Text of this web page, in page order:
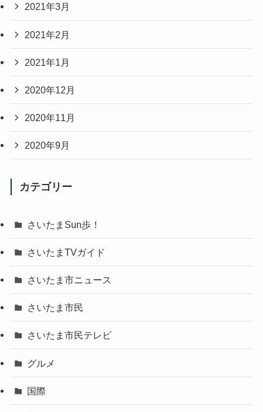
2021年3月
2021年2月
2021年1月
2020年12月
2020年11月
2020年9月
カテゴリー
さいたまSun歩！
さいたまTVガイド
さいたま市ニュース
さいたま市民
さいたま市民テレビ
グルメ
国際